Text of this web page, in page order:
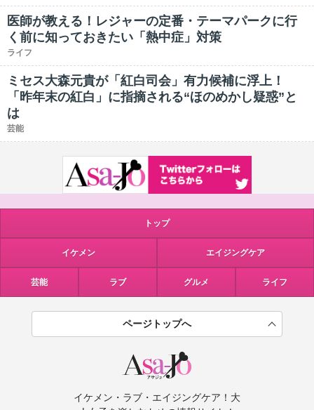
医師が教える！レジャーの定番・テーマパークに行
く前に知っておきたい「熱中症」対策
ライフ
ミセス大森元貴が「紅白司会」有力候補に浮上！
「昨年末の紅白」に指摘される“ほのめかし疑惑”と
は
芸能
トップ
イケメン エイジングケア
芸能 ラブ グルメ ライフ
ページトップへ
イケメン・ラブ・エイジングケア！大